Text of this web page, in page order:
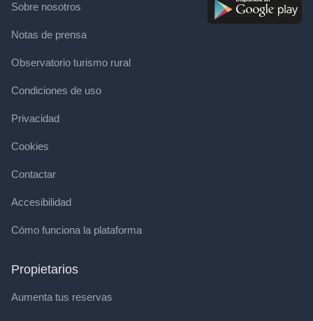
Sobre nosotros
Notas de prensa
Observatorio turismo rural
Condiciones de uso
Privacidad
Cookies
Contactar
Accesibilidad
Cómo funciona la plataforma
Propietarios
Aumenta tus reservas